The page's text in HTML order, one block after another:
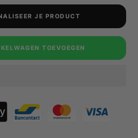
JE PRODUCT
TOEVOEGEN